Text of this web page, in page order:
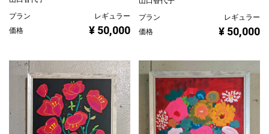
プラン
レギュラー
価格
¥ 50,000
プラン
レギュラー
価格
¥ 50,000